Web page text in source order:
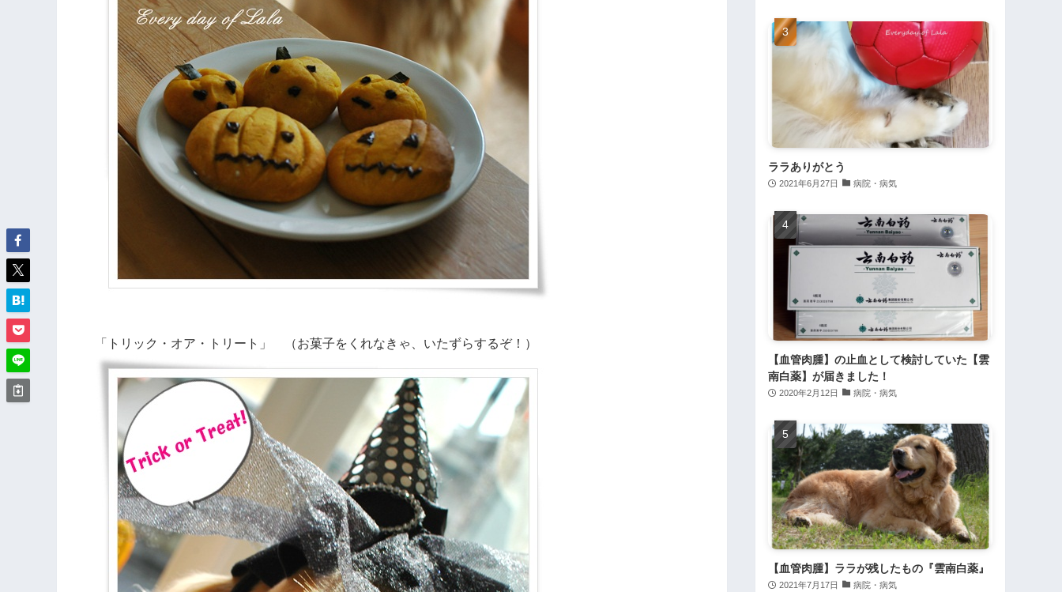
「トリック・オア・トリート」 （お菓子をくれなきゃ、いたずらするぞ！）
ララありがとう
2021年6月27日 病院・病気
【血管肉腫】の止血として検討していた【雲
南白薬】が届きました！
2020年2月12日 病院・病気
【血管肉腫】ララが残したもの『雲南白薬』
2021年7月17日 病院・病気